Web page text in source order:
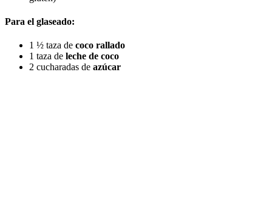
Para el glaseado:
1 ½ taza de coco rallado
1 taza de leche de coco
2 cucharadas de azúcar